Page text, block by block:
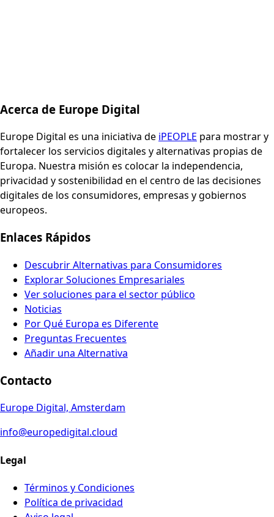
Acerca de Europe Digital
Europe Digital es una iniciativa de iPEOPLE para mostrar y
fortalecer los servicios digitales y alternativas propias de
Europa. Nuestra misión es colocar la independencia,
privacidad y sostenibilidad en el centro de las decisiones
digitales de los consumidores, empresas y gobiernos
europeos.
Enlaces Rápidos
Descubrir Alternativas para Consumidores
Explorar Soluciones Empresariales
Ver soluciones para el sector público
Noticias
Por Qué Europa es Diferente
Preguntas Frecuentes
Añadir una Alternativa
Contacto
Europe Digital, Amsterdam
info@europedigital.cloud
Legal
Términos y Condiciones
Política de privacidad